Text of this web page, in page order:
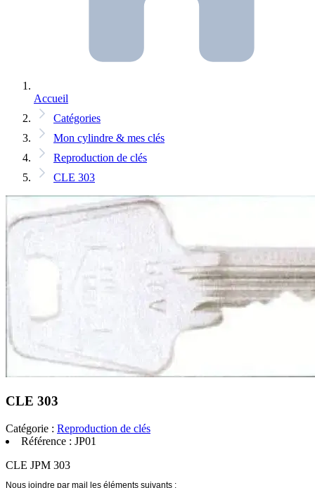
Accueil
Catégories
Mon cylindre & mes clés
Reproduction de clés
CLE 303
CLE 303
Catégorie : Reproduction de clés
Référence : JP01
CLE JPM 303
Nous joindre par mail les éléments suivants :